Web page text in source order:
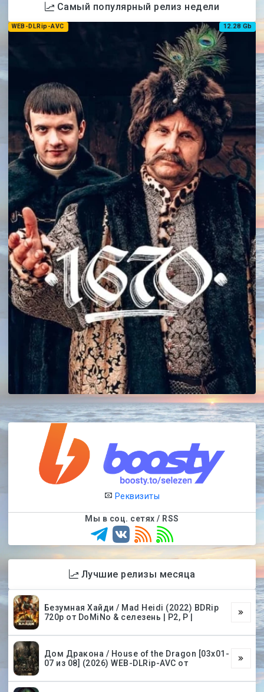
Самый популярный релиз недели
WEB-DLRip-AVC 12.28 Gb
Реквизиты
Мы в соц. сетях / RSS
Лучшие релизы месяца
Безумная Хайди / Mad Heidi (2022) BDRip
720p от DoMiNo & селезень | P2, P |
Дом Дракона / House of the Dragon [03х01-
07 из 08] (2026) WEB-DLRip-AVC от